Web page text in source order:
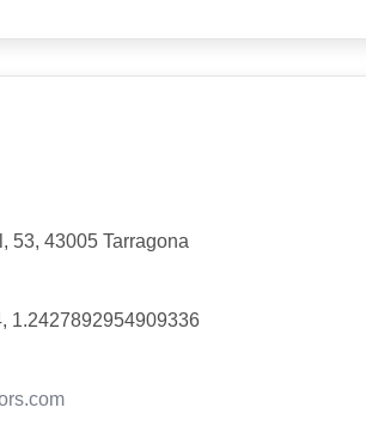
53, 43005 Tarragona
1.2427892954909336